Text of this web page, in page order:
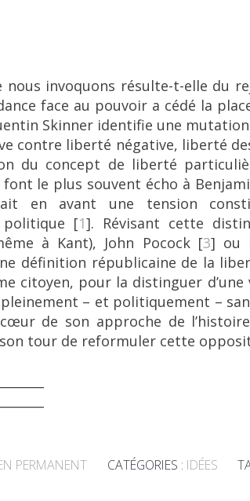
nous invoquons résulte-t-elle du
face au pouvoir a cédé la
Skinner identifie une
contre liberté négative, liberté
du concept de liberté
font le plus souvent écho à
en avant une tension
[1]. Révisant cette
à Kant), John Pocock[3] ou
définition républicaine de la
citoyen, pour la distinguer
– et politiquement –
de son approche de
tour de reformuler cette
PERMANENT CATÉGORIES : IDÉES